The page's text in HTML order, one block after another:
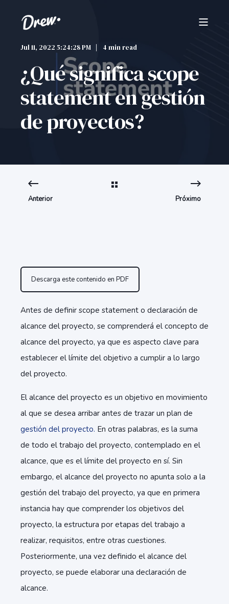
Jul 11, 2022 5:24:28 PM 4 min read
¿Qué significa scope
statement en gestión
de proyectos?
Anterior Próximo
Descarga este contenido en PDF
Antes de definir scope statement o declaración de
alcance del proyecto, se comprenderá el concepto de
alcance del proyecto, ya que es aspecto clave para
establecer el límite del objetivo a cumplir a lo largo
del proyecto.
El alcance del proyecto es un objetivo en movimiento
al que se desea arribar antes de trazar un plan de
gestión del proyecto. En otras palabras, es la suma
de todo el trabajo del proyecto, contemplado en el
alcance, que es el límite del proyecto en sí. Sin
embargo, el alcance del proyecto no apunta solo a la
gestión del trabajo del proyecto, ya que en primera
instancia hay que comprender los objetivos del
proyecto, la estructura por etapas del trabajo a
realizar, requisitos, entre otras cuestiones.
Posteriormente, una vez definido el alcance del
proyecto, se puede elaborar una declaración de
alcance.